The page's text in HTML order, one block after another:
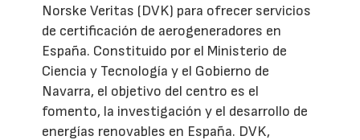
Norske Veritas (DVK) para ofrecer servicios
de certificación de aerogeneradores en
España. Constituido por el Ministerio de
Ciencia y Tecnología y el Gobierno de
Navarra, el objetivo del centro es el
fomento, la investigación y el desarrollo de
energías renovables en España. DVK,